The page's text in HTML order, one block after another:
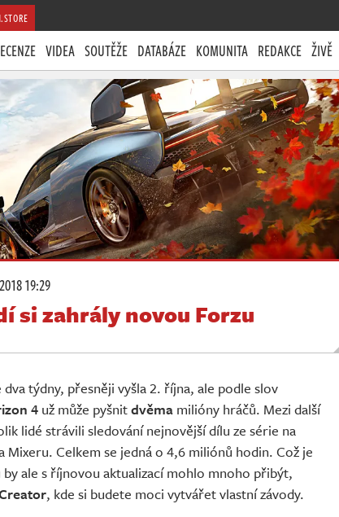
VIDEA SOUTĚŽE DATABÁZE KOMUNITA REDAKCE ŽIVĚ
19:29
si zahrály novou Forzu
týdny, přesněji vyšla 2. října, ale podle slov
4už může pyšnitdvěma milióny hráčů. Mezi další
lidé strávili sledování nejnovější dílu ze série na
Mixeru. Celkem se jedná o 4,6 miliónů hodin. Což je
ale s říjnovou aktualizací mohlo mnoho přibýt,
, kde si budete moci vytvářet vlastní závody.